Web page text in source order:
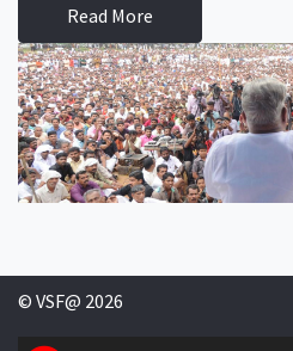
Read More
© VSF@ 2026